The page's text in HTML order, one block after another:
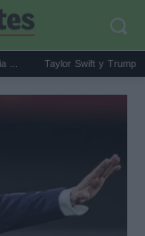
Taylor Swift y Trump: la